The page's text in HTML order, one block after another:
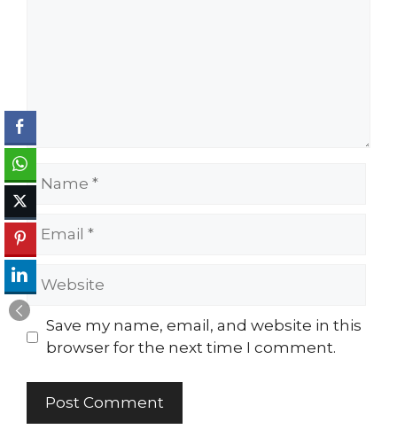
Name
Email
Website
Save my name, email, and website in this
browser for the next time I comment.